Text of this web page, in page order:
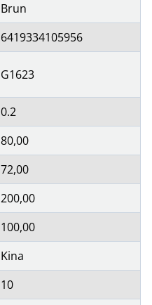
Brun
6419334105956
G1623
0.2
80,00
72,00
200,00
100,00
Kina
10